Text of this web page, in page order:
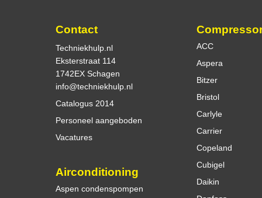
Contact
Techniekhulp.nl
Eksterstraat 114
1742EX Schagen
info@techniekhulp.nl
Catalogus 2014
Personeel aangeboden
Vacatures
Airconditioning
Aspen condenspompen
ACC
Aspera
Bitzer
Bristol
Carlyle
Carrier
Copeland
Cubigel
Daikin